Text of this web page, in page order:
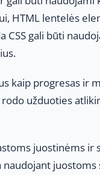
HTML lentelės
gali būti
kaip progresas ir
užduoties
juostinėms